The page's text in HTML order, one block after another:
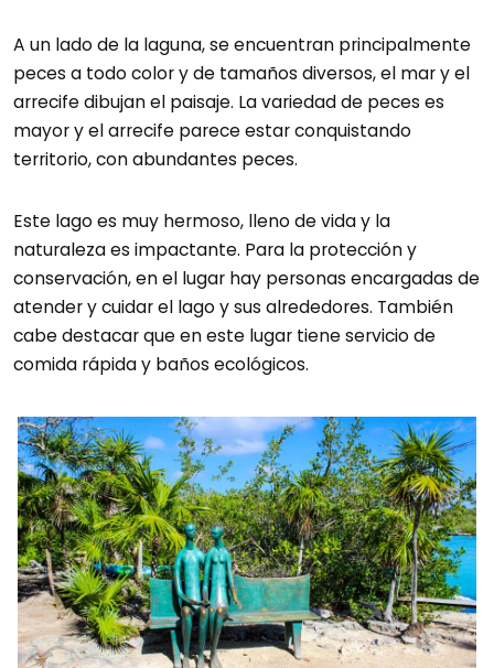
A un lado de la laguna, se encuentran principalmente
peces a todo color y de tamaños diversos, el mar y el
arrecife dibujan el paisaje. La variedad de peces es
mayor y el arrecife parece estar conquistando
territorio, con abundantes peces.
Este lago es muy hermoso, lleno de vida y la
naturaleza es impactante. Para la protección y
conservación, en el lugar hay personas encargadas de
atender y cuidar el lago y sus alrededores. También
cabe destacar que en este lugar tiene servicio de
comida rápida y baños ecológicos.